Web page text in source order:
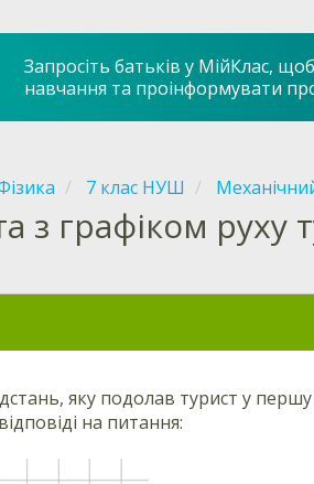
Запросіть батьків у МійКлас,
навчання та проінформувати про
7 клас НУШ
з графіком руху
яку подолав турист у
на питання: